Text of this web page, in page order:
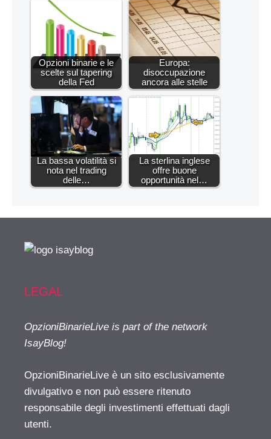
Opzioni binarie e le
scelte sul tapering
della Fed
Europa:
disoccupazione
ancora alle stelle
La bassa volatilità si
nota nel trading
delle…
La sterlina inglese
offre buone
opportunità nel…
LEGAL
OpzioniBinarieLive is part of the network
IsayBlog!
OpzioniBinarieLive è un sito esclusivamente
divulgativo e non può essere ritenuto
responsabile degli investimenti effettuati dagli
utenti.